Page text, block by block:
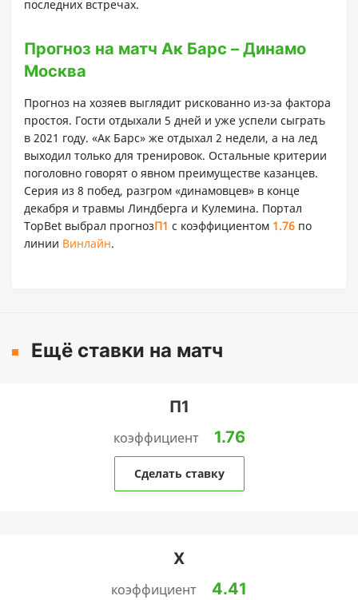
последних встречах.
Прогноз на матч Ак Барс – Динамо
Москва
Прогноз на хозяев выглядит рискованно из-за фактора
простоя. Гости отдыхали 5 дней и уже успели сыграть
в 2021 году. «Ак Барс» же отдыхал 2 недели, а на лед
выходил только для тренировок. Остальные критерии
поголовно говорят о явном преимуществе казанцев.
Серия из 8 побед, разгром «динамовцев» в конце
декабря и травмы Линдберга и Кулемина. Портал
TopBet выбрал прогнозП1 с коэффициентом 1.76 по
линии Винлайн.
Ещё ставки на матч
П1
коэффициент 1.76
Сделать ставку
Х
коэффициент 4.41